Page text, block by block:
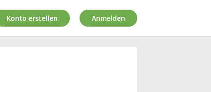
Konto erstellen Anmelden